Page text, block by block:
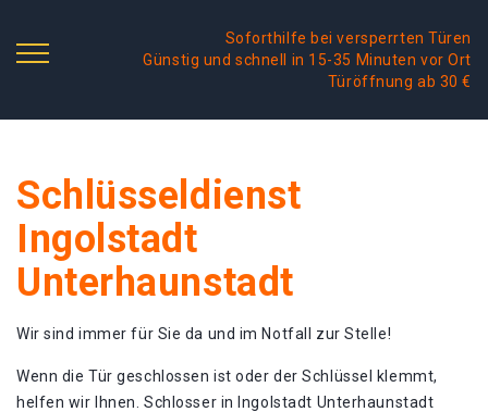
Soforthilfe bei versperrten Türen
Günstig und schnell in 15-35 Minuten vor Ort
Türöffnung ab 30 €
Schlüsseldienst
Ingolstadt
Unterhaunstadt
Wir sind immer für Sie da und im Notfall zur Stelle!
Wenn die Tür geschlossen ist oder der Schlüssel klemmt,
helfen wir Ihnen. Schlosser in Ingolstadt Unterhaunstadt